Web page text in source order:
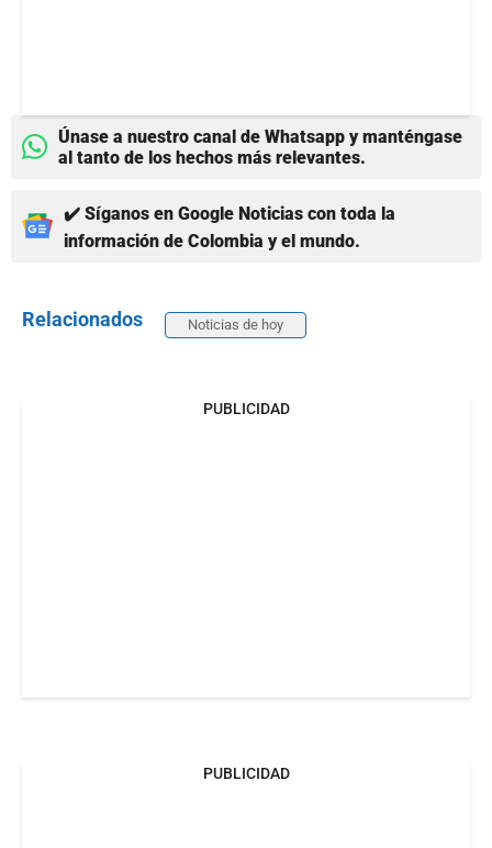
Únase a nuestro canal de Whatsapp y manténgase
al tanto de los hechos más relevantes.
✔️ Síganos en Google Noticias con toda la
información de Colombia y el mundo.
Relacionados Noticias de hoy
PUBLICIDAD
PUBLICIDAD